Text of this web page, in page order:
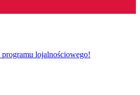
programu lojalnościowego!